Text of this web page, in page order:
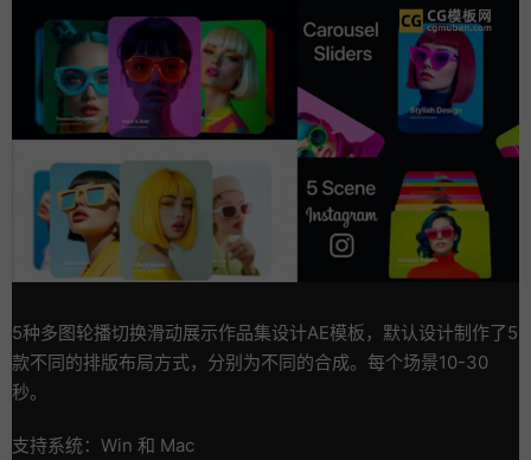
5种多图轮播切换滑动展示作品集设计AE模板，默认设计制作了5
款不同的排版布局方式，分别为不同的合成。每个场景10-30
秒。
支持系统：Win 和 Mac